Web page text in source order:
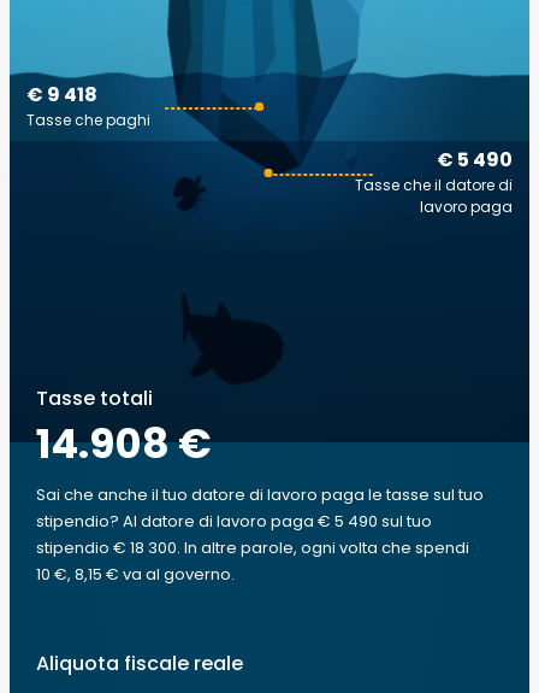
€ 5 490
Tasse che il datore di
lavoro paga
€ 9 418
Tasse che paghi
Tasse totali
14.908 €
Sai che anche il tuo datore di lavoro paga le tasse sul tuo
stipendio? Al datore di lavoro paga € 5 490 sul tuo
stipendio € 18 300. In altre parole, ogni volta che spendi
10 €, 8,15 € va al governo.
Aliquota fiscale reale